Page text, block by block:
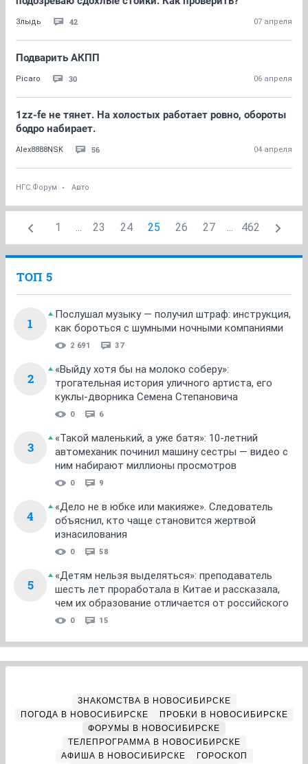
Злыдь 42 07 апреля
Подварить АКПП
Picaro 30 06 апреля
1zz-fe не тянет. На холостых работает ровно, обороты
бодро набирает.
Alex8888NSK 56 04 апреля
НГС.Форум Авто
1 ... 23 24 25 26 27 ... 462
ТОП 5
1
Послушал музыку — получил штраф: инструкция,
как бороться с шумными ночными компаниями
2 691 37
2
«Выйду хотя бы на молоко соберу»:
трогательная история уличного артиста, его
куклы-дворника Семена Степановича
0 6
3
«Такой маленький, а уже батя»: 10-летний
автомеханик починил машину сестры — видео с
ним набирают миллионы просмотров
0 9
4
«Дело не в юбке или макияже». Следователь
объяснил, кто чаще становится жертвой
изнасилования
0 58
5
«Детям нельзя выделяться»: преподаватель
шесть лет проработала в Китае и рассказала,
чем их образование отличается от российского
0 15
ЗНАКОМСТВА В НОВОСИБИРСКЕ
ПОГОДА В НОВОСИБИРСКЕ
ПРОБКИ В НОВОСИБИРСКЕ
ФОРУМЫ В НОВОСИБИРСКЕ
ТЕЛЕПРОГРАММА В НОВОСИБИРСКЕ
АФИША В НОВОСИБИРСКЕ
ГОРОСКОП